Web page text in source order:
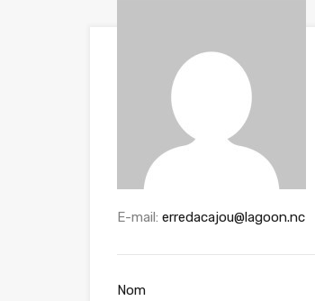
E-mail: erredacajou@lagoon.nc
Nom